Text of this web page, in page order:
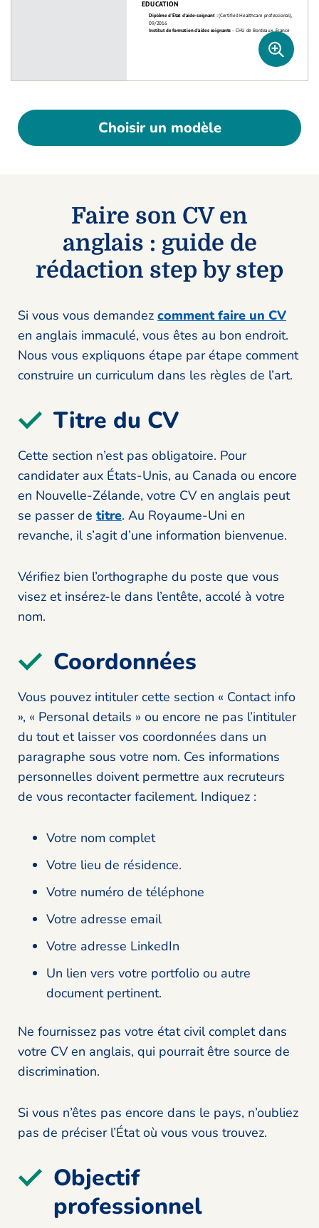
Choisir un modèle
Faire son CV en
anglais : guide de
rédaction step by step
Si vous vous demandez comment faire un CV
en anglais immaculé, vous êtes au bon endroit.
Nous vous expliquons étape par étape comment
construire un curriculum dans les règles de l’art.
Titre du CV
Cette section n’est pas obligatoire. Pour
candidater aux États-Unis, au Canada ou encore
en Nouvelle-Zélande, votre CV en anglais peut
se passer de titre. Au Royaume-Uni en
revanche, il s’agit d’une information bienvenue.
Vérifiez bien l’orthographe du poste que vous
visez et insérez-le dans l’entête, accolé à votre
nom.
Coordonnées
Vous pouvez intituler cette section « Contact info
», « Personal details » ou encore ne pas l’intituler
du tout et laisser vos coordonnées dans un
paragraphe sous votre nom. Ces informations
personnelles doivent permettre aux recruteurs
de vous recontacter facilement. Indiquez :
Votre nom complet
Votre lieu de résidence.
Votre numéro de téléphone
Votre adresse email
Votre adresse LinkedIn
Un lien vers votre portfolio ou autre
document pertinent.
Ne fournissez pas votre état civil complet dans
votre CV en anglais, qui pourrait être source de
discrimination.
Si vous n’êtes pas encore dans le pays, n’oubliez
pas de préciser l’État où vous vous trouvez.
Objectif
professionnel